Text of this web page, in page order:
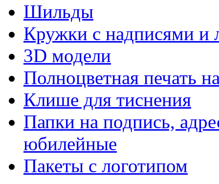
Шильды
Кружки с надписями и
3D модели
Полноцветная печать
Клише для тиснения
Папки на подпись,
юбилейные
Пакеты с логотипом